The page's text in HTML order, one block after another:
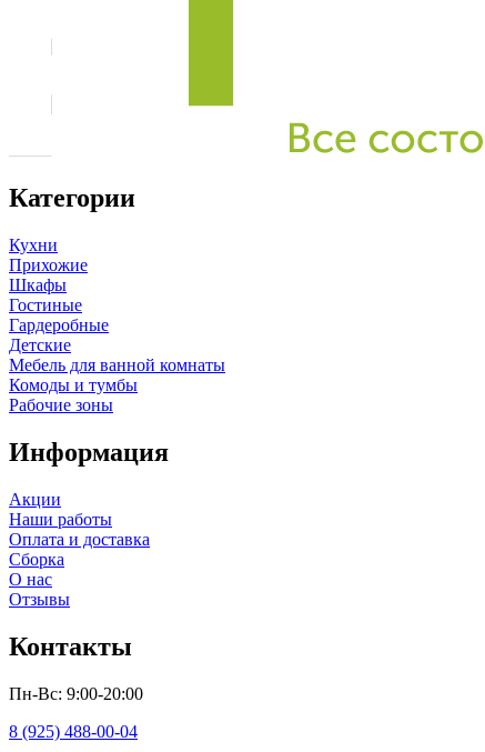
Категории
Кухни
Прихожие
Шкафы
Гостиные
Гардеробные
Детские
Мебель для ванной комнаты
Комоды и тумбы
Рабочие зоны
Информация
Акции
Наши работы
Оплата и доставка
Сборка
О нас
Отзывы
Контакты
Пн-Вс: 9:00-20:00
8 (925) 488-00-04